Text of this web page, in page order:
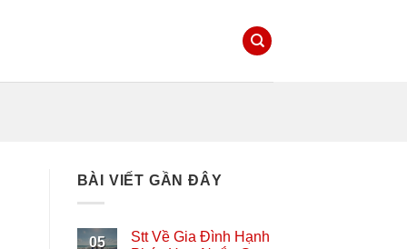
BÀI VIẾT GẦN ĐÂY
05
Stt Về Gia Đình Hạnh